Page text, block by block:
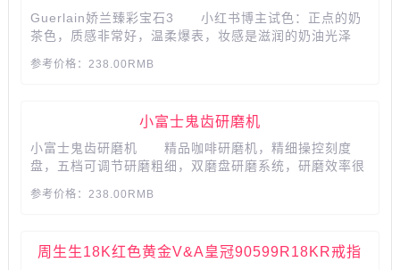
Guerlain娇兰臻彩宝石3 小红书博主试色：正点的奶
茶色，质感非常好，温柔爆表，妆感是滋润的奶油光泽
可以搭配一个粉嫩嫩的外壳。...
参考价格：238.00RMB
小富士鬼齿研磨机
小富士鬼齿研磨机 精品咖啡研磨机，精细操控刻度
盘，五档可调节研磨粗细，双磨盘研磨系统，研磨效率很
精致的生活&hellip;&hellip;...
参考价格：238.00RMB
周生生18K红色黄金V&A皇冠90599R18KR戒指